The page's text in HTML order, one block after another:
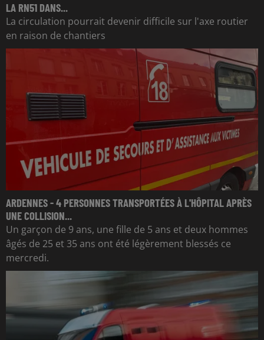
LA RN51 DANS...
La circulation pourrait devenir difficile sur l'axe routier
en raison de chantiers
ARDENNES - 4 PERSONNES TRANSPORTÉES À L'HÔPITAL APRÈS
UNE COLLISION...
Un garçon de 9 ans, une fille de 5 ans et deux hommes
âgés de 25 et 35 ans ont été légèrement blessés ce
mercredi.